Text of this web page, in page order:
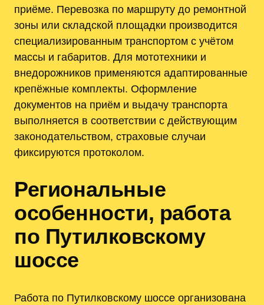
приёме. Перевозка по маршруту до ремонтной
зоны или складской площадки производится
специализированным транспортом с учётом
массы и габаритов. Для мототехники и
внедорожников применяются адаптированные
крепёжные комплекты. Оформление
документов на приём и выдачу транспорта
выполняется в соответствии с действующим
законодательством, страховые случаи
фиксируются протоколом.
Региональные
особенности, работа
по Путилковскому
шоссе
Работа по Путилковскому шоссе организована